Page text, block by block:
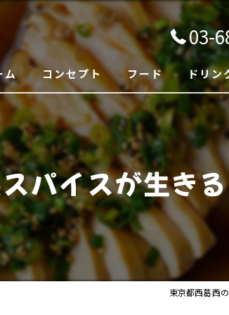
03-
ム コンセプト フード ドリン
パイスが生き
東京都西葛西